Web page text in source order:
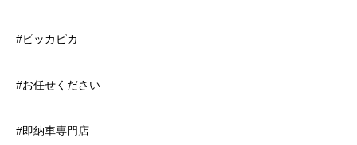
#ピッカピカ
#お任せください
#即納車専門店